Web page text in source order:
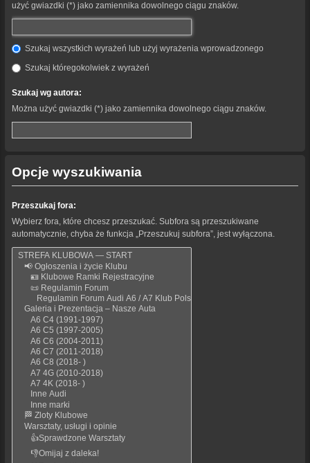
użyć gwiazdki (*) jako zamiennika dowolnego ciągu znaków.
Szukaj wszystkich wyrażeń lub użyj wyrażenia wprowadzonego
Szukaj któregokolwiek z wyrażeń
Szukaj wg autora:
Można użyć gwiazdki (*) jako zamiennika dowolnego ciągu znaków.
Opcje wyszukiwania
Przeszukaj fora:
Wybierz fora, które chcesz przeszukać. Subfora są przeszukiwane
automatycznie, chyba że funkcja „Przeszukuj subfora”, jest wyłączona.